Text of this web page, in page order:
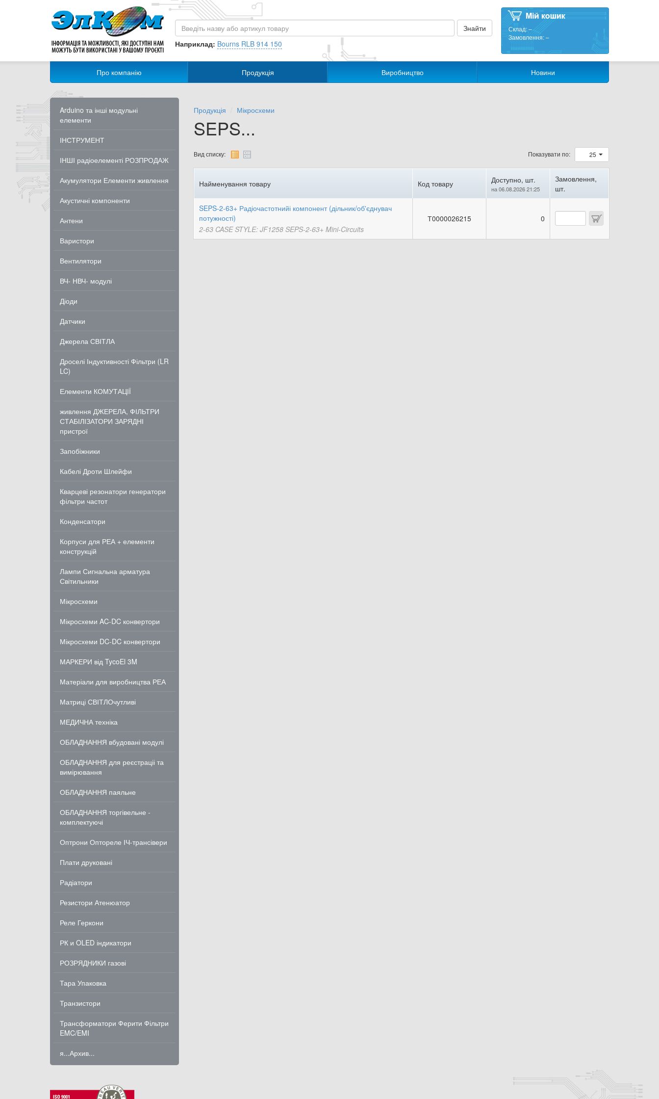
Наприклад: Bourns RLB 914 150
Склад:–
Замовлення:–
Про компанію Продукція Виробництво Новини
Arduino та інші модульні
елементи
ІНСТРУМЕНТ
ІНШІ радіоелементі РОЗПРОДАЖ
Акумулятори Елементи живлення
Акустичні компоненти
Антени
Варистори
Вентилятори
ВЧ- НВЧ- модулі
Діоди
Датчики
Джерела СВІТЛА
Дроселі Індуктивності Фільтри (LR
LC)
Елементи КОМУТАЦІЇ
живлення ДЖЕРЕЛА, ФІЛЬТРИ
СТАБІЛІЗАТОРИ ЗАРЯДНІ
пристрої
Запобіжники
Кабелі Дроти Шлейфи
Кварцеві резонатори генератори
фільтри частот
Конденсатори
Корпуси для РЕА + елементи
конструкцій
Лампи Сигнальна арматура
Світильники
Мікросхеми
Мікросхеми AC-DC конвертори
Мікросхеми DC-DC конвертори
МАРКЕРИ від TycoEl 3M
Матеріали для виробництва РЕА
Матриці СВІТЛОчутливі
МЕДИЧНА техніка
ОБЛАДНАННЯ вбудовані модулі
ОБЛАДНАННЯ для реєстраціі та
вимірювання
ОБЛАДНАННЯ паяльне
ОБЛАДНАННЯ торгівельне -
комплектуючі
Оптрони Оптореле ІЧ-трансівери
Плати друковані
Радіатори
Резистори Атенюатор
Реле Геркони
РК и OLED індикатори
РОЗРЯДНИКИ газові
Тара Упаковка
Транзистори
Трансформатори Ферити Фільтри
EMC/EMI
я...Архив...
Продукція Мікросхеми
SEPS...
Вид списку: Показувати по: 25
Найменування товару Код товару Доступно, шт.
на 06.08.2026 21:25
Замовлення,
шт.
SEPS-2-63+ Радіочастотнийі компонент (дільник/об'єднувач
потужності)
2-63 CASE STYLE: JF1258 SEPS-2-63+ Mini-Circuits
Т0000026215 0